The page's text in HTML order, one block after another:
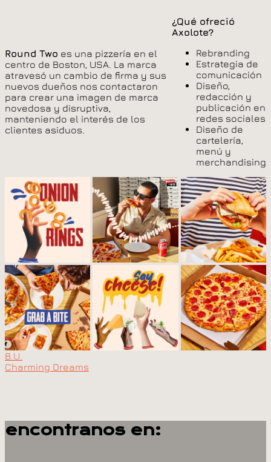
Round Two es una pizzería en el
centro de Boston, USA. La marca
atravesó un cambio de firma y sus
nuevos dueños nos contactaron
para crear una imagen de marca
novedosa y disruptiva,
manteniendo el interés de los
clientes asiduos.
¿Qué ofreció
Axolote?
Rebranding
Estrategia de
comunicación
Diseño,
redacción y
publicación en
redes sociales
Diseño de
cartelería,
menú y
merchandising
B.U.
Charming Dreams
encontranos en: